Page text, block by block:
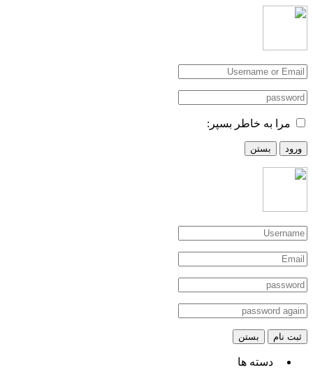
مرا به خاطر بسپر:
ورود بستن
ثبت نام بستن
دسته ها